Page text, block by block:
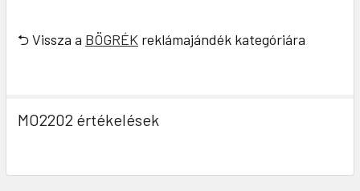
⮌ Vissza a BÖGRÉK reklámajándék kategóriára
MO2202 értékelések